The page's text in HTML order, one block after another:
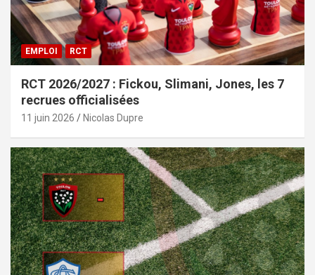
EMPLOI RCT
RCT 2026/2027 : Fickou, Slimani, Jones, les 7
recrues officialisées
11 juin 2026 Nicolas Dupre